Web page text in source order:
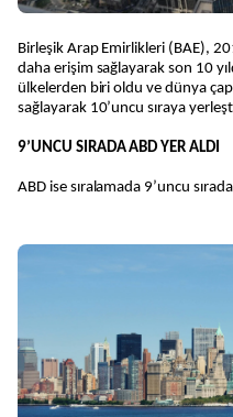
Birleşik Arap Emirlikleri (BAE),
daha erişim sağlayarak son 10
ülkelerden biri oldu ve dünya
sağlayarak 10’uncu sıraya
9’UNCU SIRADA ABD YER ALDI
ABD ise sıralamada 9’uncu